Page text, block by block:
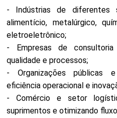
- Indústrias de diferentes
alimentício, metalúrgico,
eletroeletrônico;
- Empresas de
qualidade e processos;
- Organizações públicas
eficiência operacional e
- Comércio e setor
suprimentos e otimizando